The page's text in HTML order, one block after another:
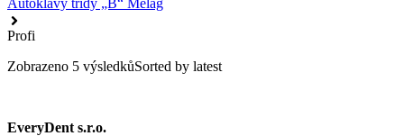
Autoklávy třídy „B“ Melag
Profi
Zobrazeno 5 výsledkůSorted by latest
EveryDent s.r.o.